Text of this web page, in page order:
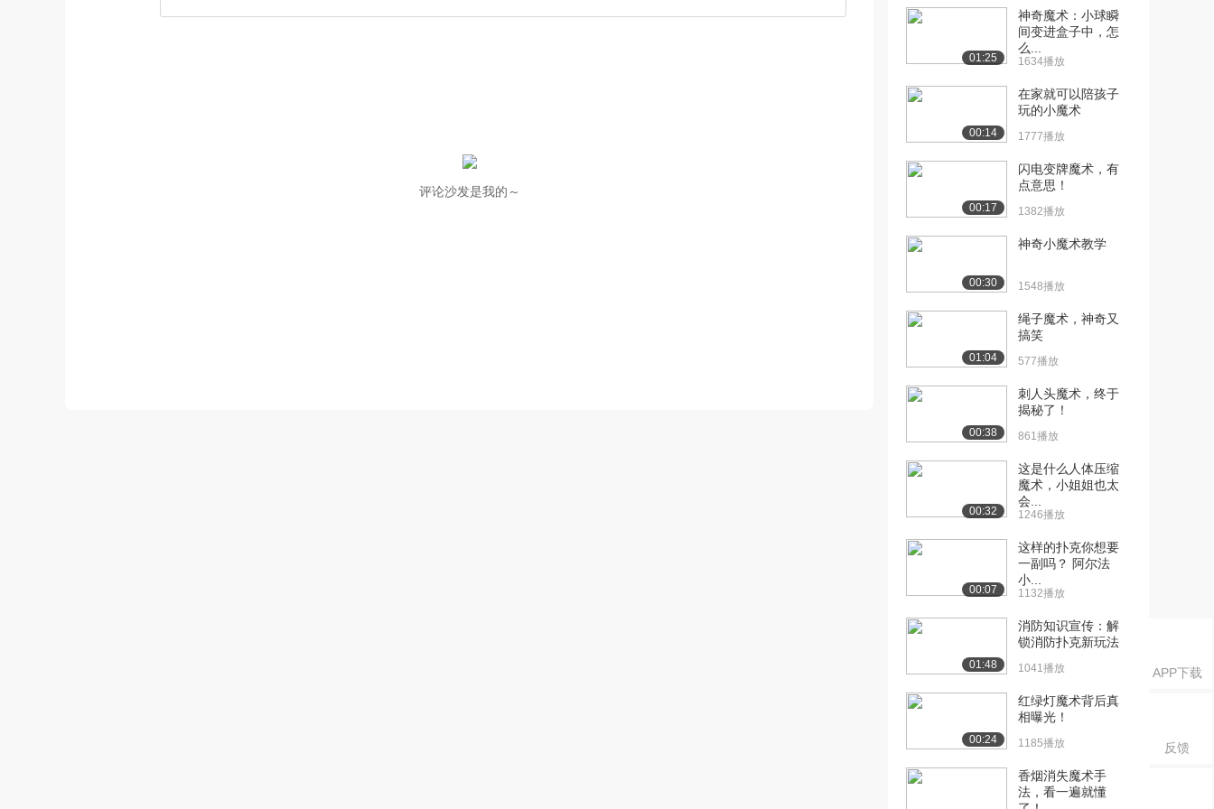
APP下载
反馈
评论沙发是我的～
[10] 第5~6课(上）-快速数
字项目的学...
1574播放
13:16
[11] 第5~6课(上）-快速数
13:18
[12] 第5~6课(下）-快速数
14:53
[13] 第5~6课(下）-快速数
14:52
[14] 第7~8课（上）-快速
11:44
[15] 第7~8课（上）-快速
待播放
[16] 第7~8课（下）-快速
12:03
扑克项目的学...
松数字项目...
松数字项目...
[20] 第9~10课（下）-马拉
松数字项目...
01:25
神奇魔术：小球瞬
间变进盒子中，怎
么...
1634播放
00:14
在家就可以陪孩子
玩的小魔术
1777播放
00:17
闪电变牌魔术，有
点意思！
1382播放
00:30
神奇小魔术教学
1548播放
01:04
绳子魔术，神奇又
搞笑
577播放
00:38
刺人头魔术，终于
揭秘了！
861播放
00:32
这是什么人体压缩
魔术，小姐姐也太
会...
1246播放
00:07
这样的扑克你想要
一副吗？ 阿尔法
小...
1132播放
01:48
消防知识宣传：解
锁消防扑克新玩法
1041播放
00:24
红绿灯魔术背后真
相曝光！
1185播放
香烟消失魔术手
法，看一遍就懂